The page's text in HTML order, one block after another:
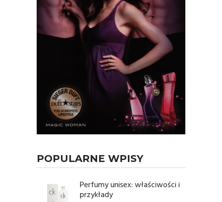
POPULARNE WPISY
Perfumy unisex: właściwości i
przykłady